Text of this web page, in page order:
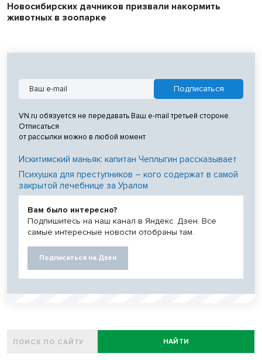
Новосибирских дачников призвали накормить
животных в зоопарке
VN.ru обязуется не передавать Ваш e-mail третьей стороне.
Отписаться
от рассылки можно в любой момент
Искитимский маньяк: капитан Чеплыгин рассказывает
Психушка для преступников – кого содержат в самой
закрытой лечебнице за Уралом
Вам было интересно?
Подпишитесь на наш канал в Яндекс. Дзен. Все
самые интересные новости отобраны там.
Подписаться на Дзен
НАЙТИ